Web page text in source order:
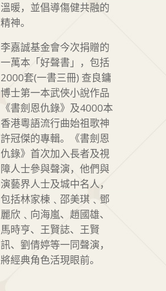
溫暖，並倡導傷健共融的
精神。
李嘉誠基金會今次捐贈的
一萬本「好聲書」，包括
2000套(一書三冊) 查良鏞
博士第一本武俠小說作品
《書劍恩仇錄》及4000本
香港粵語流行曲始祖歌神
許冠傑的專輯。《書劍恩
仇錄》首次加入長者及視
障人士參與聲演，他們與
演藝界人士及城中名人，
包括林家棟﹑邵美琪﹑鄧
麗欣﹑向海嵐、趙國雄、
馬時亨、王賢誌、王賢
訊、劉倩婷等一同聲演，
將經典角色活現眼前。